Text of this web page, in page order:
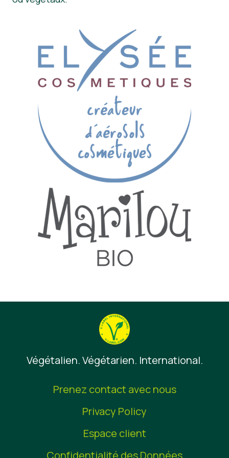
Matériel de presse
Végétalien. Végétarien. International.
Prenez contact avec nous
Privacy Policy
Espace client
Confidentialité des Données